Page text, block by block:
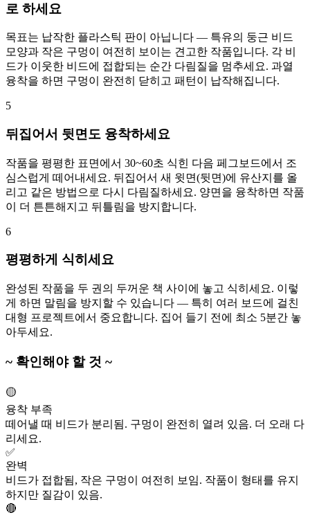
로 하세요
목표는 납작한 플라스틱 판이 아닙니다 — 특유의 둥근 비드
모양과 작은 구멍이 여전히 보이는 견고한 작품입니다. 각 비
드가 이웃한 비드에 접합되는 순간 다림질을 멈추세요. 과열
융착을 하면 구멍이 완전히 닫히고 패턴이 납작해집니다.
5
뒤집어서 뒷면도 융착하세요
작품을 평평한 표면에서 30~60초 식힌 다음 페그보드에서 조
심스럽게 떼어내세요. 뒤집어서 새 윗면(뒷면)에 유산지를 올
리고 같은 방법으로 다시 다림질하세요. 양면을 융착하면 작품
이 더 튼튼해지고 뒤틀림을 방지합니다.
6
평평하게 식히세요
완성된 작품을 두 권의 두꺼운 책 사이에 놓고 식히세요. 이렇
게 하면 말림을 방지할 수 있습니다 — 특히 여러 보드에 걸친
대형 프로젝트에서 중요합니다. 집어 들기 전에 최소 5분간 놓
아두세요.
~ 확인해야 할 것 ~
🟡
융착 부족
떼어낼 때 비드가 분리됨. 구멍이 완전히 열려 있음. 더 오래 다
리세요.
✅
완벽
비드가 접합됨, 작은 구멍이 여전히 보임. 작품이 형태를 유지
하지만 질감이 있음.
🔴